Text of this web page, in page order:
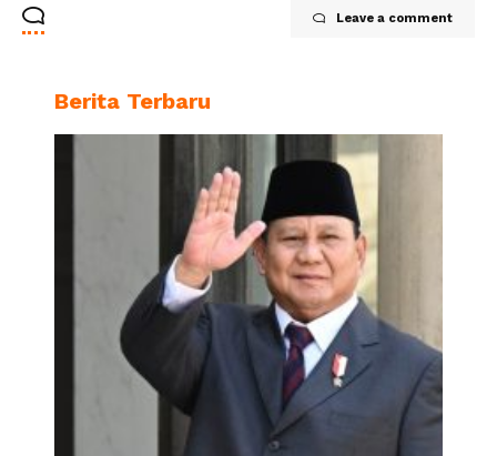
Leave a comment
Berita Terbaru